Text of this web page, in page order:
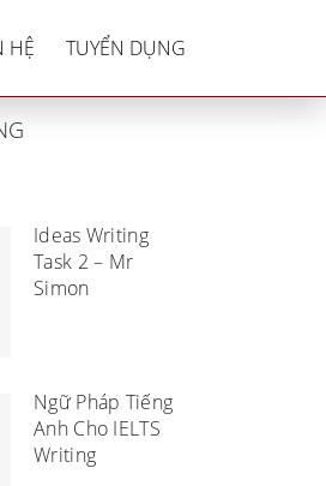
HỆ TUYỂN DỤNG
Ideas Writing
Task 2 – Mr
Simon
Ngữ Pháp Tiếng
Anh Cho IELTS
Writing